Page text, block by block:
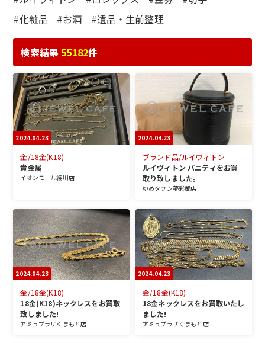
#化粧品
#お酒 #遺品・生前整理
検索結果 55182件
2024.04.23
金/18金(K18)
貴金属
イオンモール綾川店
2024.04.23
ブランド品/ルイヴィトン
ルイヴィトン バニティをお買
取り致しました。
ゆめタウン夢彩都店
2024.04.23
金/18金(K18)
18金(K18)ネックレスをお買取
致しました!
アミュプラザくまもと店
2024.04.23
金/18金(K18)
18金ネックレスをお買取いたし
ました!
アミュプラザくまもと店